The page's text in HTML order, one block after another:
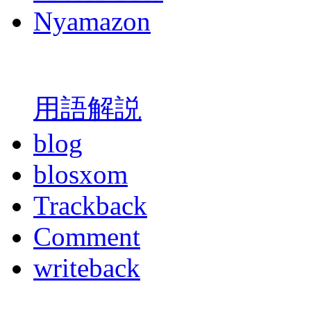
Nyamazon
用語解説
blog
blosxom
Trackback
Comment
writeback